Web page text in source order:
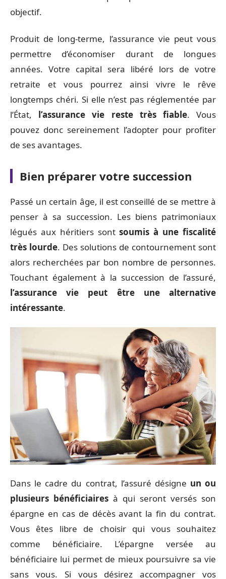
objectif.
Produit de long-terme, l’assurance vie peut vous
permettre d’économiser durant de longues
années. Votre capital sera libéré lors de votre
retraite et vous pourrez ainsi vivre le rêve
longtemps chéri. Si elle n’est pas réglementée par
l’État, l’assurance vie reste très fiable. Vous
pouvez donc sereinement l’adopter pour profiter
de ses avantages.
Bien préparer votre succession
Passé un certain âge, il est conseillé de se mettre à
penser à sa succession. Les biens patrimoniaux
légués aux héritiers sontsoumis à une fiscalité
très lourde. Des solutions de contournement sont
alors recherchées par bon nombre de personnes.
Touchant également à la succession de l’assuré,
l’assurance vie peut être une alternative
intéressante.
Dans le cadre du contrat, l’assuré désigne un ou
plusieurs bénéficiaires à qui seront versés son
épargne en cas de décès avant la fin du contrat.
Vous êtes libre de choisir qui vous souhaitez
comme bénéficiaire. L’épargne versée au
bénéficiaire lui permet de mieux poursuivre sa vie
sans vous. Si vous désirez accompagner vos